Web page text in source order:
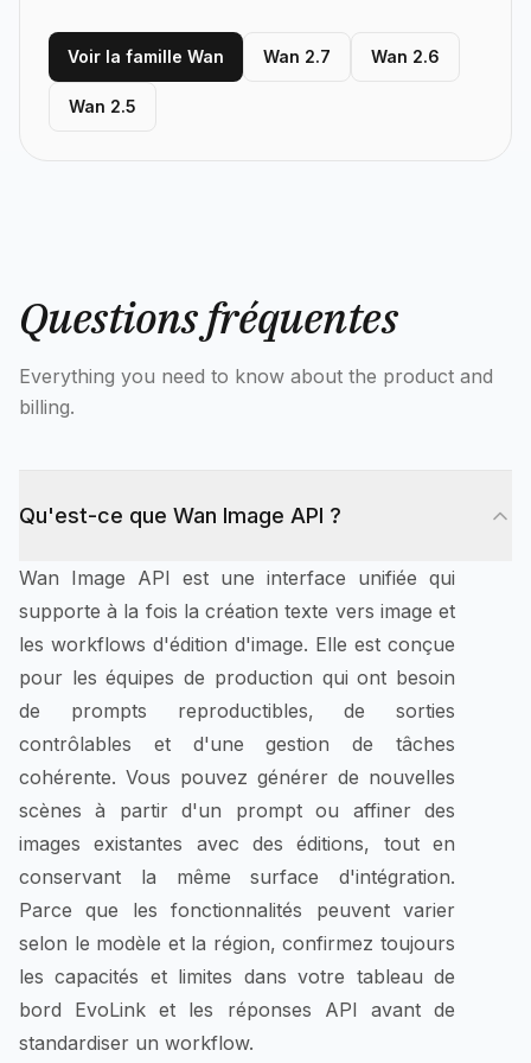
Voir la famille Wan Wan 2.7 Wan 2.6
Wan 2.5
Questions fréquentes
Everything you need to know about the product and
billing.
Qu'est-ce que Wan Image API ?
Wan Image API est une interface unifiée qui
supporte à la fois la création texte vers image et
les workflows d'édition d'image. Elle est conçue
pour les équipes de production qui ont besoin
de prompts reproductibles, de sorties
contrôlables et d'une gestion de tâches
cohérente. Vous pouvez générer de nouvelles
scènes à partir d'un prompt ou affiner des
images existantes avec des éditions, tout en
conservant la même surface d'intégration.
Parce que les fonctionnalités peuvent varier
selon le modèle et la région, confirmez toujours
les capacités et limites dans votre tableau de
bord EvoLink et les réponses API avant de
standardiser un workflow.